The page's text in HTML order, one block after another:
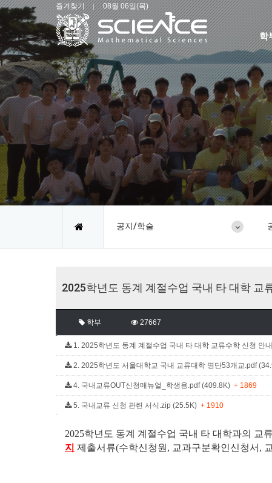
즐겨찾기 08월 06일(목)
학
공지/학술
2025학년도 동계 계절수업 국내 타 대학 교
학부 27667
1. 2025학년도 동계 계절수업 국내 타 대학 교류수학 신청 안
2. 2025학년도 서울대학교 국내 교류대학 명단53개교.pdf
4. 국내교류OUT신청매뉴얼_학생용.pdf (409.8K) + 1869
5. 국내교류 신청 관련 서식.zip (25.5K) + 1910
2025학년도 동계 계절수업 국내 타 대학과의 교
지 제출서류(수학신청원, 교과구분확인신청서,